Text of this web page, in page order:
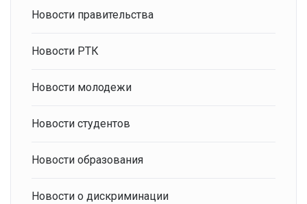
Новости правительства
Новости РТК
Новости молодежи
Новости студентов
Новости образования
Новости о дискриминации